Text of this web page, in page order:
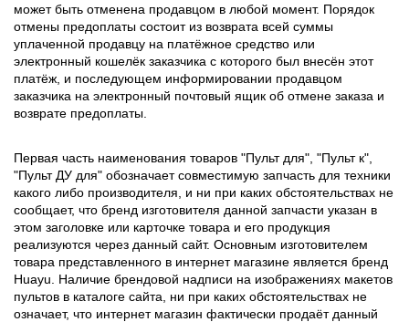
может быть отменена продавцом в любой момент. Порядок
отмены предоплаты состоит из возврата всей суммы
уплаченной продавцу на платёжное средство или
электронный кошелёк заказчика с которого был внесён этот
платёж, и последующем информировании продавцом
заказчика на электронный почтовый ящик об отмене заказа и
возврате предоплаты.
Первая часть наименования товаров "Пульт для", "Пульт к",
"Пульт ДУ для" обозначает совместимую запчасть для техники
какого либо производителя, и ни при каких обстоятельствах не
сообщает, что бренд изготовителя данной запчасти указан в
этом заголовке или карточке товара и его продукция
реализуются через данный сайт. Основным изготовителем
товара представленного в интернет магазине является бренд
Huayu. Наличие брендовой надписи на изображениях макетов
пультов в каталоге сайта, ни при каких обстоятельствах не
означает, что интернет магазин фактически продаёт данный